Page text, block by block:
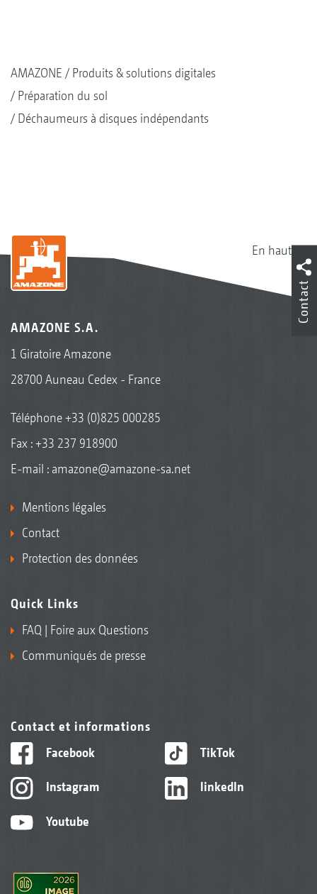
AMAZONE
Produits & solutions digitales
Préparation du sol
Déchaumeurs à disques indépendants
En haut
AMAZONE S.A.
1 Giratoire Amazone
28700 Auneau Cedex - France
Téléphone+33 (0)825 000285
Fax : +33 237 918900
E-mail : amazone@amazone-sa.net
Mentions légales
Contact
Protection des données
Quick Links
FAQ | Foire aux Questions
Communiqués de presse
Contact et informations
Facebook
Instagram
Youtube
TikTok
linkedIn
Contact